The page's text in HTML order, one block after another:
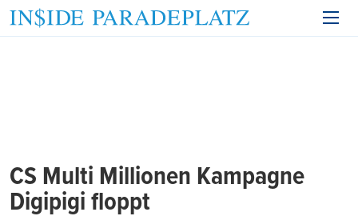
CS Multi Millionen Kampagne
Digipigi floppt